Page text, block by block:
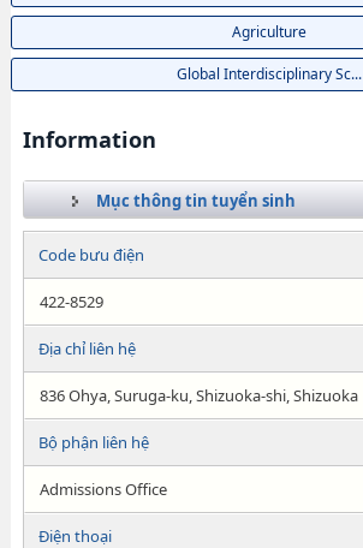
Agriculture
Global Interdisciplinary Sc...
Information
Mục thông tin tuyển sinh
Code bưu điện
422-8529
Địa chỉ liên hệ
836 Ohya, Suruga-ku, Shizuoka-shi, Shizuoka
Bộ phận liên hệ
Admissions Office
Điện thoại